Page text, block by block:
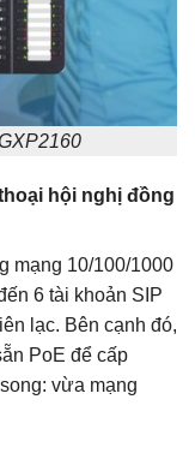
hội nghị đồng
mạng 10/100/1000
6 tài khoản SIP
lạc. Bên cạnh đó,
PoE để cấp
vừa mạng